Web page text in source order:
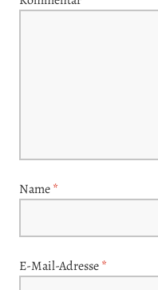
Name*
E-Mail-Adresse*